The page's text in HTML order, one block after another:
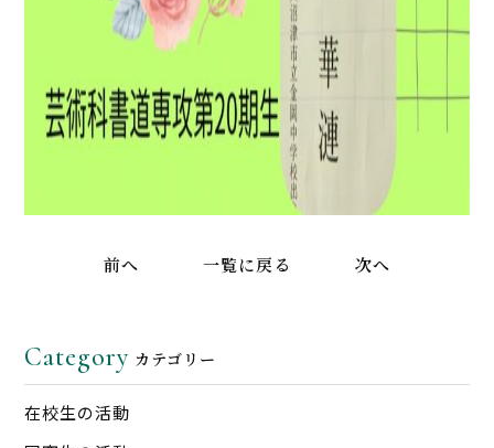
前へ 一覧に戻る 次へ
Category カテゴリー
在校生の活動